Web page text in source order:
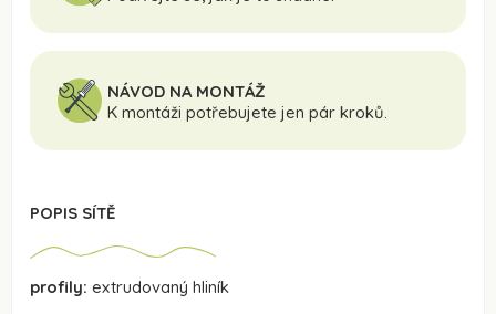
NÁVOD NA MONTÁŽ
K montáži potřebujete jen pár kroků.
POPIS SÍTĚ
profily: extrudovaný hliník